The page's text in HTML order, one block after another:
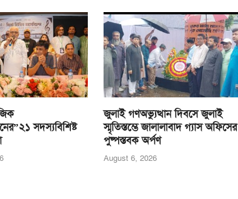
সদস্যবিশিষ্ট
জুলাই গণঅভ্যুত্থান দিবসে জুলাই
স্মৃতিস্তম্ভে জালালাবাদ গ্যাস অফিসের
পুষ্পস্তবক অর্পণ
August 6, 2026